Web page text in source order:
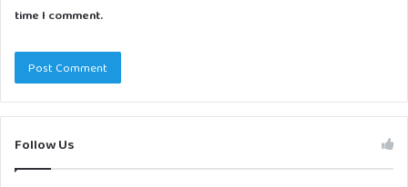
time I comment.
Follow Us